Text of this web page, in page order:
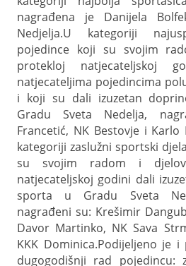
nagrađena je Danijela
Nedjelja.U kategoriji
pojedince koji su svojim
protekloj natjecateljskoj
natjecateljima pojedincima
i koji su dali izuzetan
Gradu Sveta Nedelja,
Francetić, NK Bestovje i Karlo
kategoriji zaslužni sportski
su svojim radom i
natjecateljskoj godini dali
sporta u Gradu Sveta
nagrađeni su: Krešimir
Davor Martinko, NK Sava
KKK Dominica.Podijeljeno je i
dugogodišnji rad